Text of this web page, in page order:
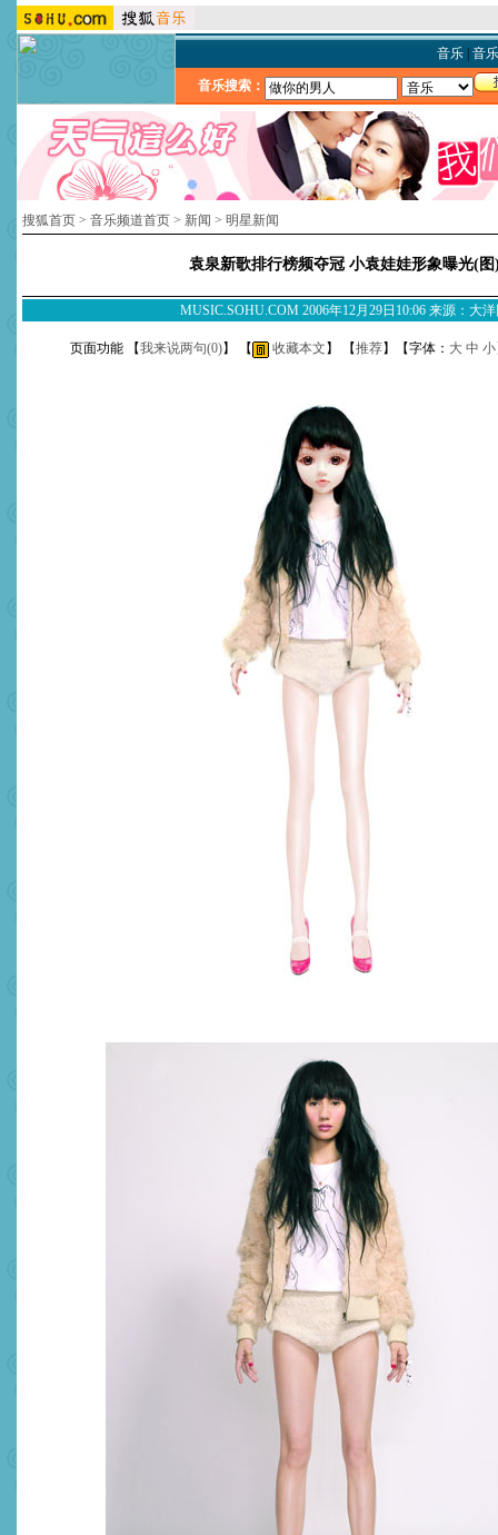
音乐| 音
音乐搜索：
搜狐首页 > 音乐频道首页 > 新闻 > 明星新闻
袁泉新歌排行榜频夺冠 小袁娃娃形象曝光(图
MUSIC.SOHU.COM 2006年12月29日10:06 来源：大
页面功能 【我来说两句(0)】 【 收藏本文 】 【推荐】【字体： 大 中 小